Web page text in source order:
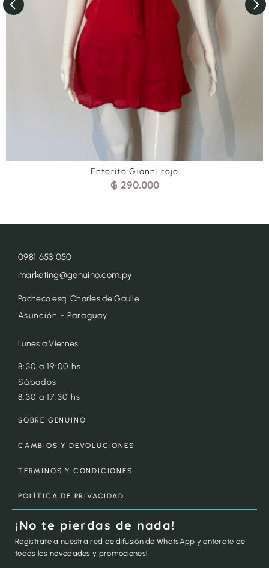
Enterito Gianni rojo
₲ 290.000
0981 653 050
marketing@genuino.com.py
Pacheco esq. Charles de Gaulle
Asunción - Paraguay
Lunes a Viernes
8:30 a 19:00 hs
Sábados
8:30 a 17:30 hs
SOBRE GENUINO
CAMBIOS Y DEVOLUCIONES
TÉRMINOS Y CONDICIONES
POLÍTICA DE PRIVACIDAD
¡No te pierdas de nada!
Registrate a nuestra red de difusión de WhatsApp y enterate de
todas las novedades y promociones!